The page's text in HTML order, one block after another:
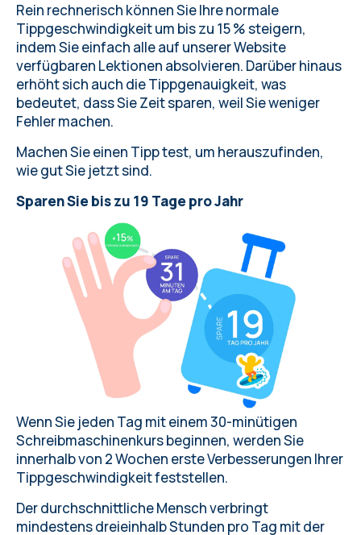
Rein rechnerisch können Sie Ihrenormale
Tippgeschwindigkeitum bis zu 15 % steigern,
indem Sie einfach alle auf unserer Website
verfügbaren Lektionen absolvieren. Darüber hinaus
erhöht sich auch die Tippgenauigkeit, was
bedeutet, dass Sie Zeit sparen, weil Sie weniger
Fehler machen.
Machen Sie einen Tipp test, um herauszufinden,
wie gut Sie jetzt sind.
Sparen Sie bis zu 19 Tage pro Jahr
Wenn Sie jeden Tag mit einem 30-minütigen
Schreibmaschinenkurs beginnen, werden Sie
innerhalb von 2 Wochen erste Verbesserungen Ihrer
Tippgeschwindigkeit feststellen.
Der durchschnittliche Mensch verbringt
mindestens dreieinhalb Stunden pro Tag mit der